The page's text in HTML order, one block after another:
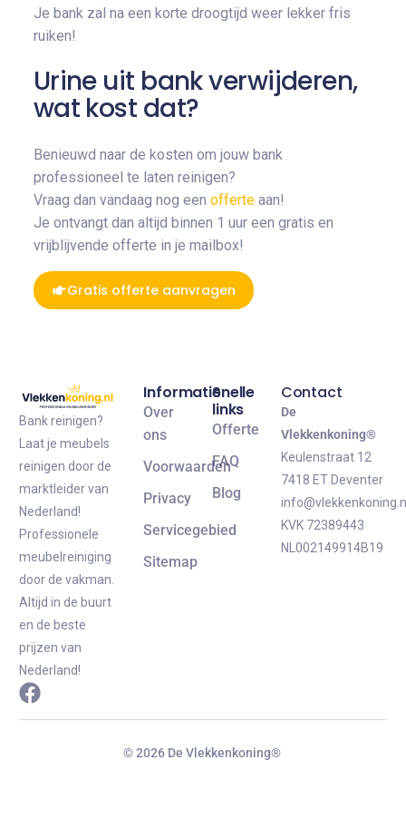
Je bank zal na een korte droogtijd weer lekker fris
ruiken!
Urine uit bank verwijderen,
wat kost dat?
Benieuwd naar de kosten om jouw bank
professioneel te laten reinigen?
Vraag dan vandaag nog een offerteaan!
Je ontvangt dan altijd binnen 1 uur een gratis en
vrijblijvende offerte in je mailbox!
Gratis offerte aanvragen
Bank reinigen?
Laat je meubels
reinigen door de
marktleider van
Nederland!
Professionele
meubelreiniging
door de vakman.
Altijd in de buurt
en de beste
prijzen van
Nederland!
Informatie
Over
ons
Voorwaarden
Privacy
Servicegebied
Sitemap
Snelle
links
Offerte
FAQ
Blog
Contact
De
Vlekkenkoning®
Keulenstraat 12
7418 ET Deventer
KVK 72389443
NL002149914B19
© 2026 De Vlekkenkoning®